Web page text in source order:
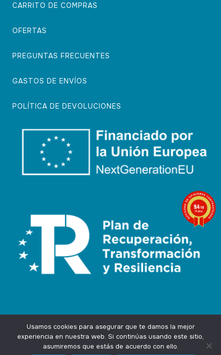
CARRITO DE COMPRAS
OFERTAS
PREGUNTAS FRECUENTES
GASTOS DE ENVÍOS
POLÍTICA DE DEVOLUCIONES
Design byAgencia Marketing OnlineIngenium.Marketing
Usamos cookies para asegurar que te damos la mejor
experiencia en nuestra web. Si continúas usando este sitio,
asumiremos que estás de acuerdo con ello.
9.4/10
74 notas